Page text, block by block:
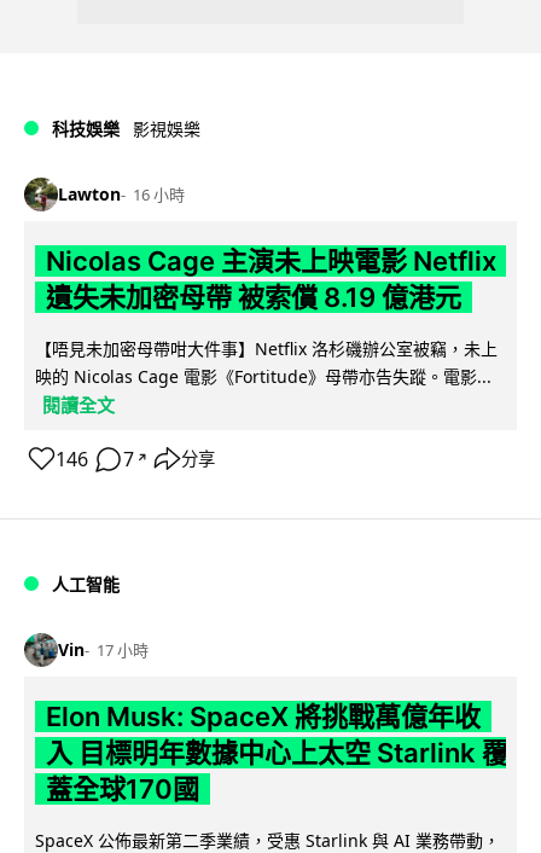
科技娛樂 影視娛樂
Lawton 16 小時
Nicolas Cage 主演未上映電影 Netflix
遺失未加密母帶 被索償 8.19 億港元
【唔見未加密母帶咁大件事】Netflix 洛杉磯辦公室被竊，未上
映的 Nicolas Cage 電影《Fortitude》母帶亦告失蹤。電影...
閱讀全文
146 7 ↗ 分享
人工智能
Vin 17 小時
Elon Musk: SpaceX 將挑戰萬億年收
入 目標明年數據中心上太空 Starlink 覆
蓋全球170國
SpaceX 公佈最新第二季業績，受惠 Starlink 與 AI 業務帶動，